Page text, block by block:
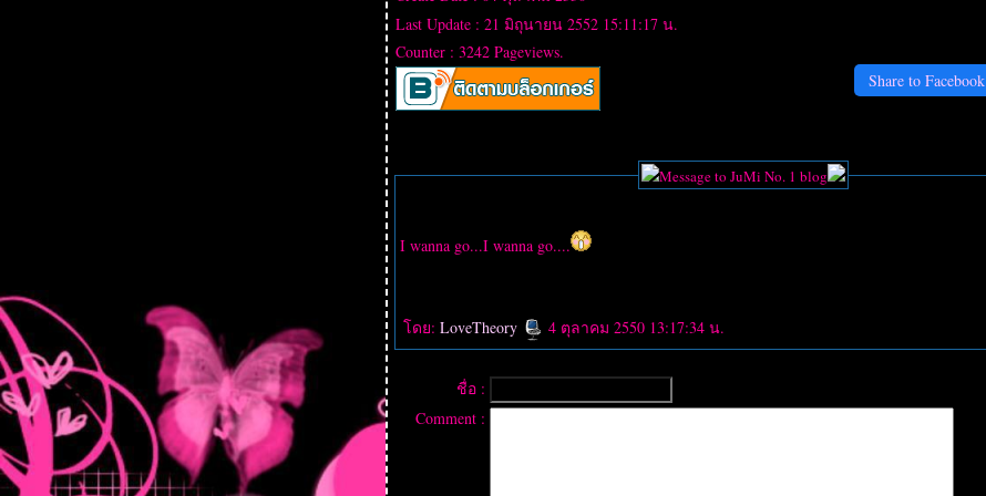
Last Update : 21 มิถุนายน 2552 15:11:17 น.
Counter : 3242 Pageviews.
Share to Facebook
Message to JuMi No. 1 blog
I wanna go...I wanna go....
ดย: LoveTheory 4 ตุลาคม 2550 13:17:34 น.
ชื่อ :
Comment :